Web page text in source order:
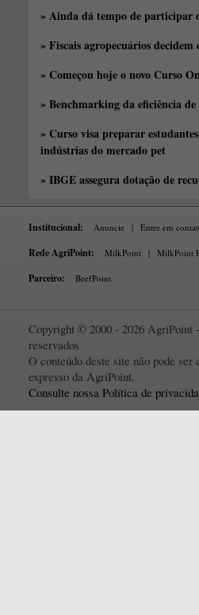
» Ainda dá tempo de participar
» Fiscais agropecuários
» Começou hoje o novo Curso
» Benchmarking da eficiência
» Curso visa preparar
indústrias do mercado pet
» IBGE assegura dotação de
Institucional: Anuncie | Entre em
Rede AgriPoint: MilkPoint | MilkPoint
Parceiro: BeefPoint
Copyright © 2000 - 2026 AgriPoint
reservados
O conteúdo deste site não pode
expresso da AgriPoint.
Consulte nossa Política de